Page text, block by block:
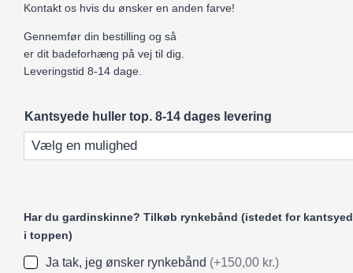
Kontakt os hvis du ønsker en anden farve!
Gennemfør din bestilling og så
er dit badeforhæng på vej til dig.
Leveringstid 8-14 dage.
Kantsyede huller top. 8-14 dages levering
Har du gardinskinne? Tilkøb rynkebånd (istedet for
i toppen)
Ja tak, jeg ønsker rynkebånd (+150,00 kr.)